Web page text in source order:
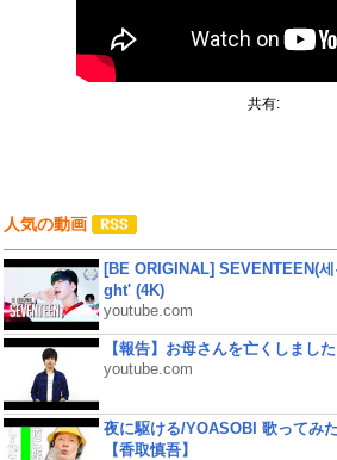
共有:
人気の動画
[BE ORIGINAL] SEVENTEEN(
ght' (4K)
youtube.com
【報告】お母さんを亡くしました
youtube.com
夜に駆ける/YOASOBI 歌ってみ
【香取慎吾】